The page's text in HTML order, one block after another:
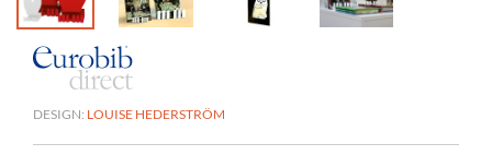
DESIGN: LOUISE HEDERSTRÖM